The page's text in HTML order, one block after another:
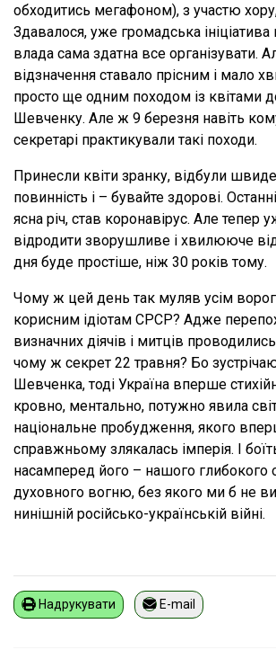
обходитись мегафоном), з участю
Здавалося, уже громадська ініціатива
влада сама здатна все організувати.
відзначення ставало прісним і мало
просто ще одним походом із квітами
Шевченку. Але ж 9 березня навіть
секретарі практикували такі походи.
Принесли квіти зранку, відбули
повинність і – бувайте здорові.
ясна річ, став коронавірус. Але тепер
відродити зворушливе і хвилююче
дня буде простіше, ніж 30 років тому.
Чому ж цей день так муляв усім
корисним ідіотам СРСР? Адже
визначних діячів і митців
чому ж секрет 22 травня? Бо
Шевченка, тоді Україна вперше
кровно, ментально, потужно явила
національне пробудження, якого
справжньому злякалась імперія. І
насамперед його – нашого
духовного вогню, без якого ми б не
нинішній російсько-українській війні.
Надрукувати E-mail